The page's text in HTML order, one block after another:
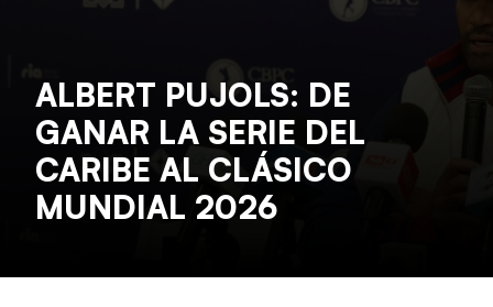
ALBERT PUJOLS: DE
GANAR LA SERIE DEL
CARIBE AL CLÁSICO
MUNDIAL 2026